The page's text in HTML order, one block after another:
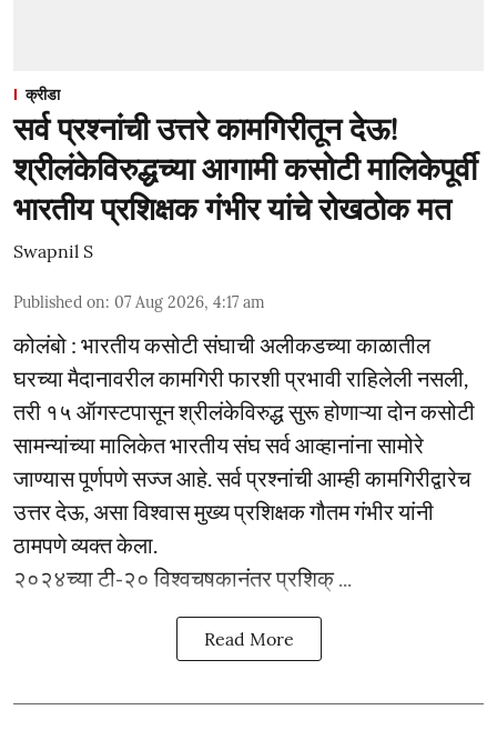
क्रीडा
सर्व प्रश्नांची उत्तरे कामगिरीतून देऊ!
श्रीलंकेविरुद्धच्या आगामी कसोटी मालिकेपूर्वी
भारतीय प्रशिक्षक गंभीर यांचे रोखठोक मत
Swapnil S
Published on: 07 Aug 2026, 4:17 am
कोलंबो : भारतीय कसोटी संघाची अलीकडच्या काळातील
घरच्या मैदानावरील कामगिरी फारशी प्रभावी राहिलेली नसली,
तरी १५ ऑगस्टपासून श्रीलंकेविरुद्ध सुरू होणाऱ्या दोन कसोटी
सामन्यांच्या मालिकेत भारतीय संघ सर्व आव्हानांना सामोरे
जाण्यास पूर्णपणे सज्ज आहे. सर्व प्रश्नांची आम्ही कामगिरीद्वारेच
उत्तर देऊ, असा विश्वास मुख्य प्रशिक्षक गौतम गंभीर यांनी
ठामपणे व्यक्त केला.
२०२४च्या टी-२० विश्वचषकानंतर प्रशिक् ...
Read More